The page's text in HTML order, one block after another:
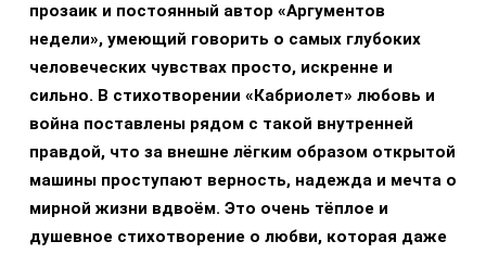
прозаик и постоянный автор «Аргументов
недели», умеющий говорить о самых глубоких
человеческих чувствах просто, искренне и
сильно. В стихотворении «Кабриолет» любовь и
война поставлены рядом с такой внутренней
правдой, что за внешне лёгким образом открытой
машины проступают верность, надежда и мечта о
мирной жизни вдвоём. Это очень тёплое и
душевное стихотворение о любви, которая даже